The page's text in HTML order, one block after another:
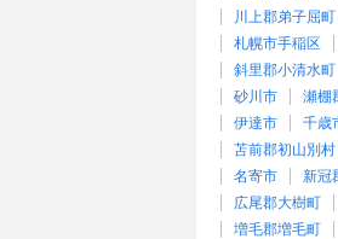
川上郡弟子屈町
札幌市手稲区
斜里郡小清水町
砂川市
瀬棚
伊達市
千歳
苫前郡初山別村
名寄市
新冠
広尾郡大樹町
増毛郡増毛町